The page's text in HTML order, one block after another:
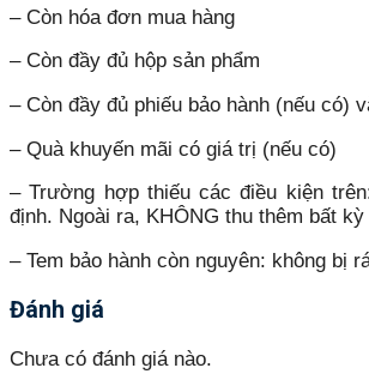
– Còn hóa đơn mua hàng
– Còn đầy đủ hộp sản phẩm
– Còn đầy đủ phiếu bảo hành (nếu có)
– Quà khuyến mãi có giá trị (nếu có)
– Trường hợp thiếu các điều kiện
định. Ngoài ra, KHÔNG thu thêm bất
– Tem bảo hành còn nguyên: không bị
Đánh giá
Chưa có đánh giá nào.